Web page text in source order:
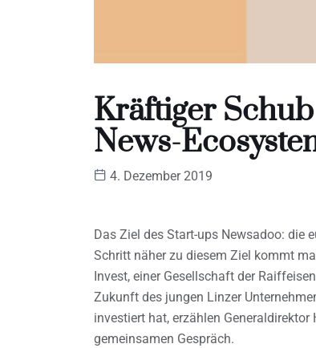
Kräftiger
News-
4. Dezember 2019
Das Ziel des Start-ups Newsadoo: die
Schritt näher zu diesem Ziel kommt
Invest, einer Gesellschaft der
Zukunft des jungen Linzer
investiert hat, erzählen
gemeinsamen Gespräch.